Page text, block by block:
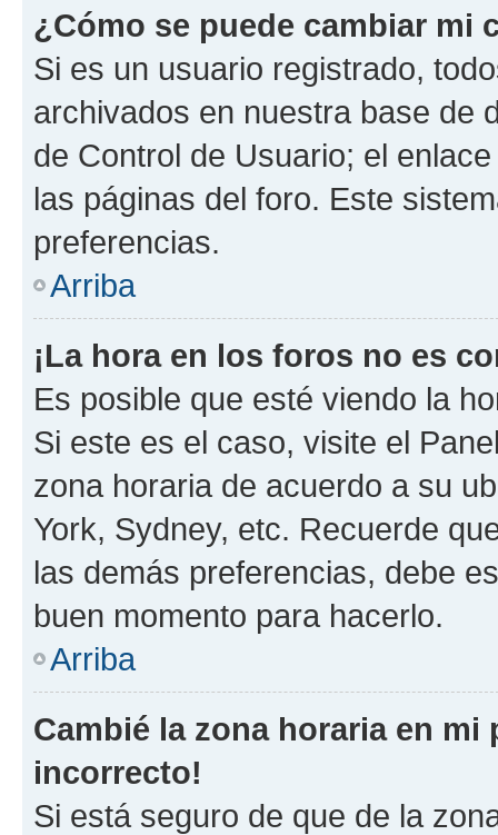
¿Cómo se puede cambiar mi
Si es un usuario registrado,
archivados en nuestra base de
de Control de Usuario; el
las páginas del foro. Este
preferencias.
Arriba
¡La hora en los foros no es
Es posible que esté viendo la
Si este es el caso, visite el
zona horaria de acuerdo a su
York, Sydney, etc. Recuerde
las demás preferencias, debe
buen momento para hacerlo.
Arriba
Cambié la zona horaria en
incorrecto!
Si está seguro de que de la